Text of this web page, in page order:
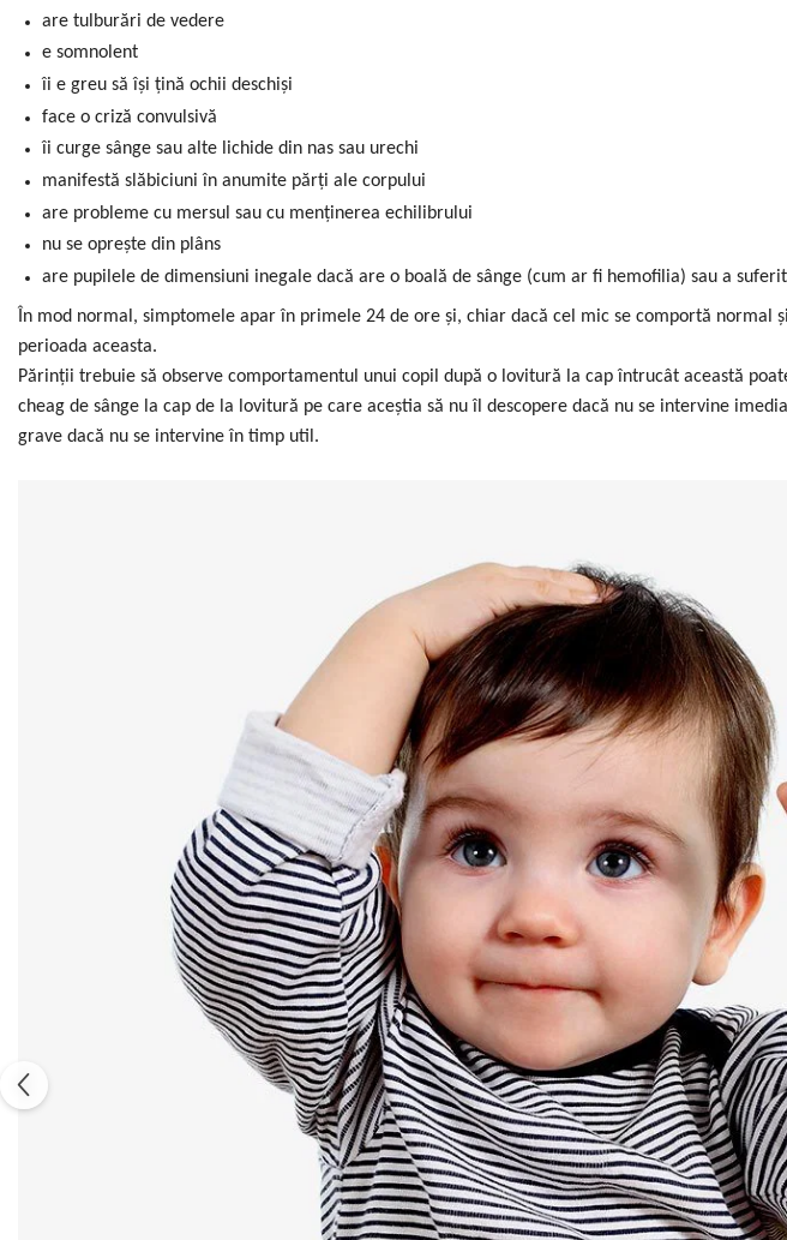
are tulburări de vedere
e somnolent
îi e greu să își țină ochii deschiși
face o criză convulsivă
îi curge sânge sau alte lichide din nas sau urechi
manifestă slăbiciuni în anumite părți ale corpului
are probleme cu mersul sau cu menținerea echilibrului
nu se oprește din plâns
are pupilele de dimensiuni inegale dacă are o boală de sânge (cum ar fi hemofilia) sau a
În mod normal, simptomele apar în primele 24 de ore și, chiar dacă cel mic se comportă
perioada aceasta.
Părinții trebuie să observe comportamentul unui copil după o lovitură la cap întrucât această
cheag de sânge la cap de la lovitură pe care aceștia să nu îl descopere dacă nu se intervine
grave dacă nu se intervine în timp util.